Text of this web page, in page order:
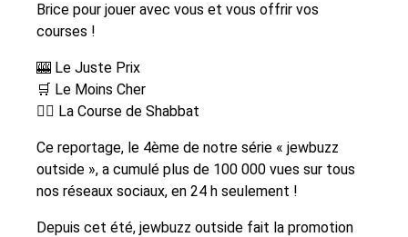
Brice pour jouer avec vous et vous offrir vos
courses !
🎰 Le Juste Prix
🛒 Le Moins Cher
🏃‍♂️ La Course de Shabbat
Ce reportage, le 4ème de notre série « jewbuzz
outside », a cumulé plus de 100 000 vues sur tous
nos réseaux sociaux, en 24 h seulement !
Depuis cet été, jewbuzz outside fait la promotion